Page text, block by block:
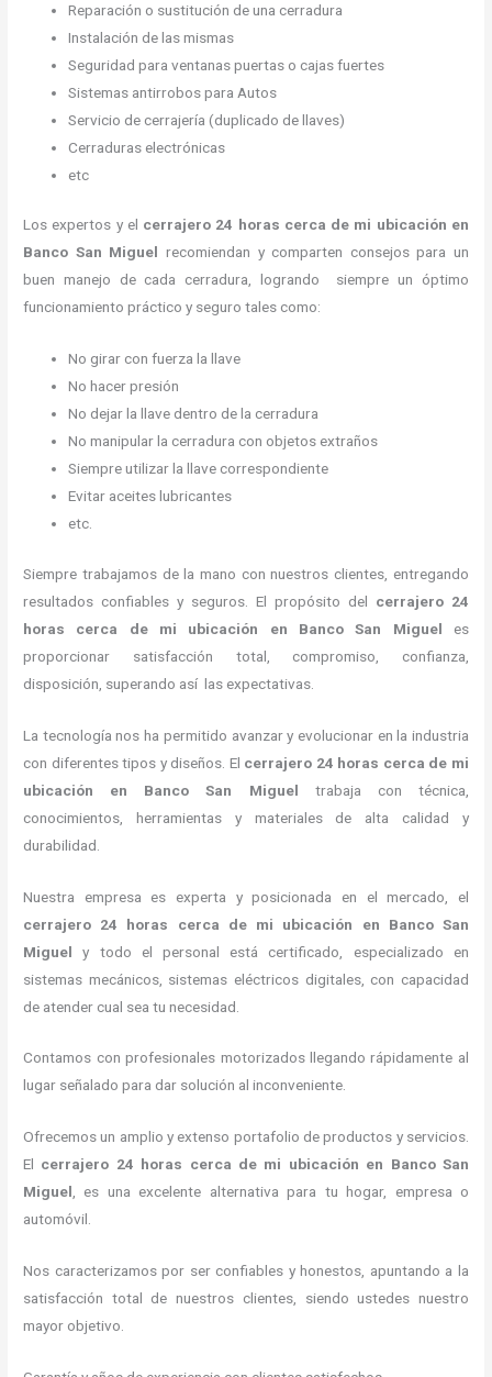
Reparación o sustitución de una cerradura
Instalación de las mismas
Seguridad para ventanas puertas o cajas fuertes
Sistemas antirrobos para Autos
Servicio de cerrajería (duplicado de llaves)
Cerraduras electrónicas
etc
Los expertos y el cerrajero 24 horas cerca de mi ubicación en
Banco San Miguel recomiendan y comparten consejos para un
buen manejo de cada cerradura, logrando siempre un óptimo
funcionamiento práctico y seguro tales como:
No girar con fuerza la llave
No hacer presión
No dejar la llave dentro de la cerradura
No manipular la cerradura con objetos extraños
Siempre utilizar la llave correspondiente
Evitar aceites lubricantes
etc.
Siempre trabajamos de la mano con nuestros clientes, entregando
resultados confiables y seguros. El propósito del cerrajero 24
horas cerca de mi ubicación en Banco San Miguel es
proporcionar satisfacción total, compromiso, confianza,
disposición, superando así las expectativas.
La tecnología nos ha permitido avanzar y evolucionar en la industria
con diferentes tipos y diseños. El cerrajero 24 horas cerca de mi
ubicación en Banco San Miguel trabaja con técnica,
conocimientos, herramientas y materiales de alta calidad y
durabilidad.
Nuestra empresa es experta y posicionada en el mercado, el
cerrajero 24 horas cerca de mi ubicación en Banco San
Miguel y todo el personal está certificado, especializado en
sistemas mecánicos, sistemas eléctricos digitales, con capacidad
de atender cual sea tu necesidad.
Contamos con profesionales motorizados llegando rápidamente al
lugar señalado para dar solución al inconveniente.
Ofrecemos un amplio y extenso portafolio de productos y servicios.
El cerrajero 24 horas cerca de mi ubicación en Banco San
Miguel, es una excelente alternativa para tu hogar, empresa o
automóvil.
Nos caracterizamos por ser confiables y honestos, apuntando a la
satisfacción total de nuestros clientes, siendo ustedes nuestro
mayor objetivo.